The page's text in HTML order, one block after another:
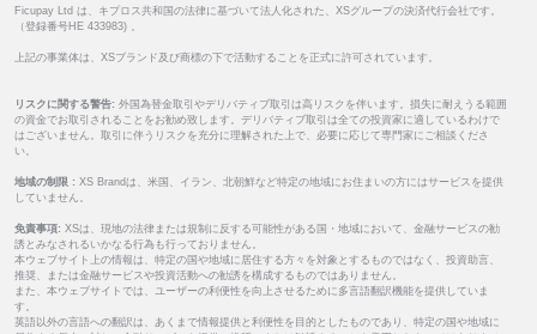
Ficupay Ltd は、キプロス共和国の法律に基づいて法人化された、XSグループの決済代行会社です。
（登録番号HE 433983) 。
上記の事業体は、XSブランド及び商標の下で活動することを正式に許可されています。
リスクに関する警告: 外国為替金取引やデリバティブ取引は高リスクを伴います。損失に耐えうる範囲
の資金でお取引されることをお勧め致します。デリバティブ取引は全ての投資家に適しているわけで
はございません。取引に伴うリスクを充分に理解された上で、必要に応じて専門家にご相談くださ
い。
地域の制限 : XS Brandは、米国、イラン、北朝鮮など特定の地域にお住まいの方にはサービスを提供
していません。
免責事項: XSは、現地の法律または規制に反する可能性がある国・地域において、金融サービスの勧
誘とみなされるいかなる行為も行っておりません。
本ウェブサイト上の情報は、特定の国や地域に居住する方々を対象とするものではなく、投資助言、
推奨、または金融サービスや投資活動への勧誘を構成するものではありません。
また、本ウェブサイトでは、ユーザーの利便性を向上させるために多言語翻訳機能を提供していま
す。
英語以外の言語への翻訳は、あくまで情報提供と利便性を目的としたものであり、特定の国や地域に